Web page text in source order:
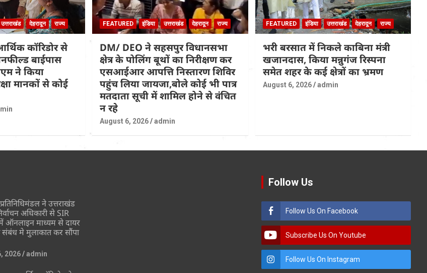
उत्तराखंड देहरादून राज्य
कॉरिडोर से
बाईपास
ने किया
मानकों से कोई
FEATURED इंडिया उत्तराखंड देहरादून राज्य
DM/ DEO ने सहसपुर विधानसभा
क्षेत्र के पोलिंग बूथों का निरीक्षण कर
एसआईआर आपत्ति निस्तारण शिविर
पहुंच लिया जायजा,बोले कोई भी पात्र
मतदाता सूची में शामिल होने से वंचित
न रहे
August 6, 2026 admin
FEATURED इंडिया उत्तराखंड देहरादून राज्य
भरी बरसात में निकले काबिना मंत्री
खजानदास, किया मन्नुगंज रिस्पना
समेत शहर के कई क्षेत्रों का भ्रमण
August 6, 2026 admin
ने उत्तराखंड
अधिकारी से SIR
ऑनलाइन माध्यम से दायर
संबंध मे मुलाकात कर सौंपा
2026 admin
Follow Us
Follow Us On Facebook
Subscribe Us On Youtube
Follow Us On Instagram